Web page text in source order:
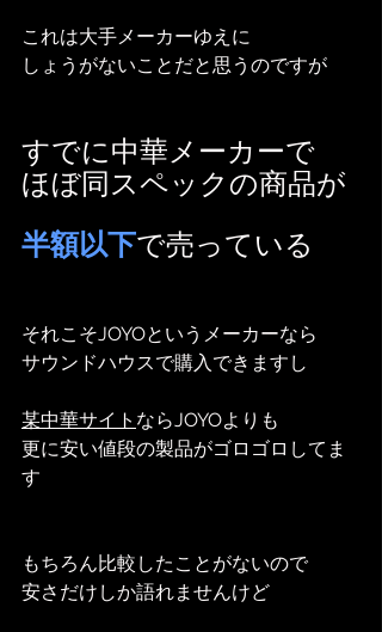
これは大手メーカーゆえに
しょうがないことだと思うのですが
すでに中華メーカーで
ほぼ同スペックの商品が
半額以下で売っている
それこそJOYOというメーカーなら
サウンドハウスで購入できますし
某中華サイト ならJOYOよりも
更に安い値段の製品がゴロゴロしてま
す
もちろん比較したことがないので
安さだけしか語れませんけど